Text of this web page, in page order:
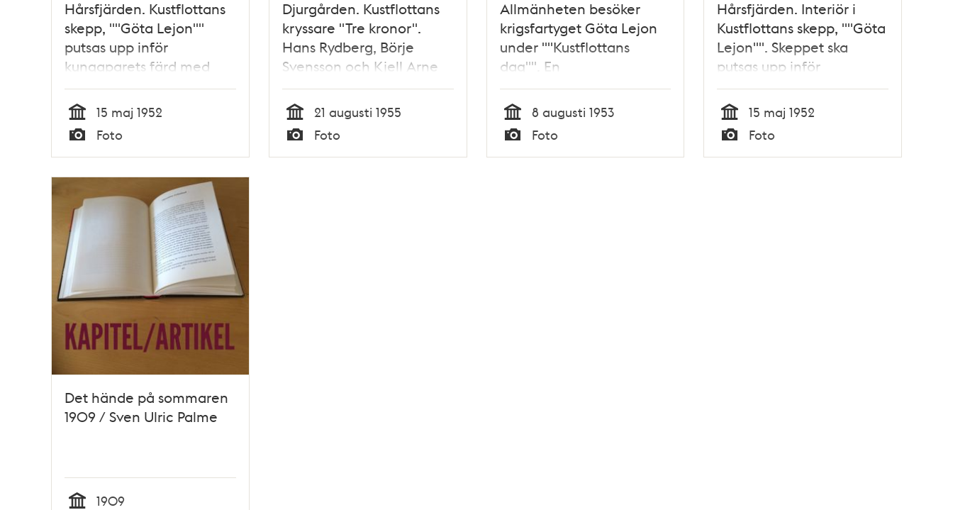
Hårsfjärden. Kustflottans
skepp, ""Göta Lejon""
putsas upp inför
kungaparets färd med
skeppet till Finland
Tid
15 maj 1952
Typ
Foto
Djurgården. Kustflottans
kryssare "Tre kronor".
Hans Rydberg, Börje
Svensson och Kjell Arne
Löfdahl sitter på
kanonerna på kryssarens
trippeltorn förom bryggan
Tid
21 augusti 1955
Typ
Foto
Allmänheten besöker
krigsfartyget Göta Lejon
under ""Kustflottans
dag"". En
sjunkbombkastare
Tid
8 augusti 1953
Typ
Foto
Hårsfjärden. Interiör i
Kustflottans skepp, ""Göta
Lejon"". Skeppet ska
putsas upp inför
kungaparets färd till
Finland
Tid
15 maj 1952
Typ
Foto
Det hände på sommaren
1909 / Sven Ulric Palme
1909